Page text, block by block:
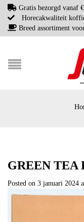
Gratis bezorgd vanaf
Horecakwaliteit
Breed assortiment
GREEN TEA
Posted on 3 januari 2024